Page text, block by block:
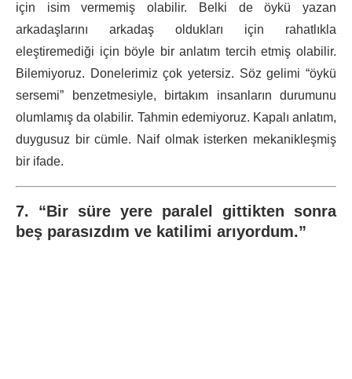
için isim vermemiş olabilir. Belki de öykü yazan
arkadaşlarını arkadaş oldukları için rahatlıkla
eleştiremediği için böyle bir anlatım tercih etmiş olabilir.
Bilemiyoruz. Donelerimiz çok yetersiz. Söz gelimi “öykü
sersemi” benzetmesiyle, birtakım insanların durumunu
olumlamış da olabilir. Tahmin edemiyoruz. Kapalı anlatım,
duygusuz bir cümle. Naif olmak isterken mekanikleşmiş
bir ifade.
7. “Bir süre yere paralel gittikten sonra
beş parasızdım ve katilimi arıyordum.”